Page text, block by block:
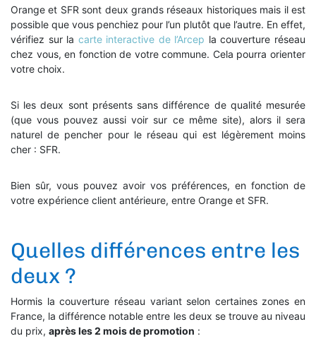
Orange et SFR sont deux grands réseaux historiques mais il est
possible que vous penchiez pour l’un plutôt que l’autre. En effet,
vérifiez sur la carte interactive de l’Arcep la couverture réseau
chez vous, en fonction de votre commune. Cela pourra orienter
votre choix.
Si les deux sont présents sans différence de qualité mesurée
(que vous pouvez aussi voir sur ce même site), alors il sera
naturel de pencher pour le réseau qui est légèrement moins
cher : SFR.
Bien sûr, vous pouvez avoir vos préférences, en fonction de
votre expérience client antérieure, entre Orange et SFR.
Quelles différences entre les
deux ?
Hormis la couverture réseau variant selon certaines zones en
France, la différence notable entre les deux se trouve au niveau
du prix, après les 2 mois de promotion :